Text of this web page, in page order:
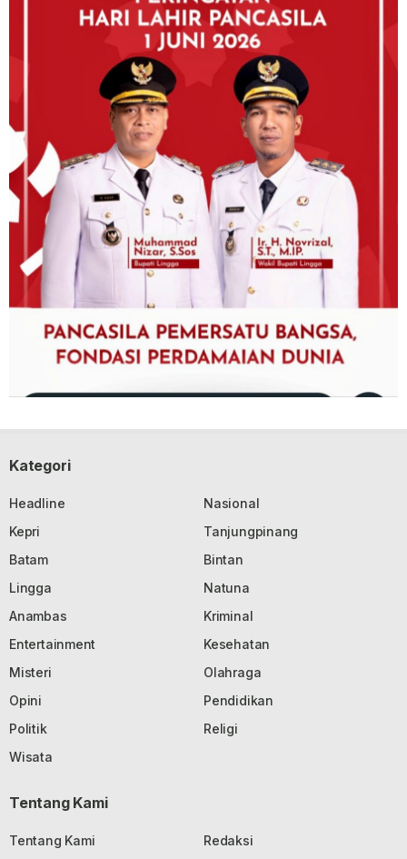
Kategori
Headline
Nasional
Kepri
Tanjungpinang
Batam
Bintan
Lingga
Natuna
Anambas
Kriminal
Entertainment
Kesehatan
Misteri
Olahraga
Opini
Pendidikan
Politik
Religi
Wisata
Tentang Kami
Tentang Kami
Redaksi